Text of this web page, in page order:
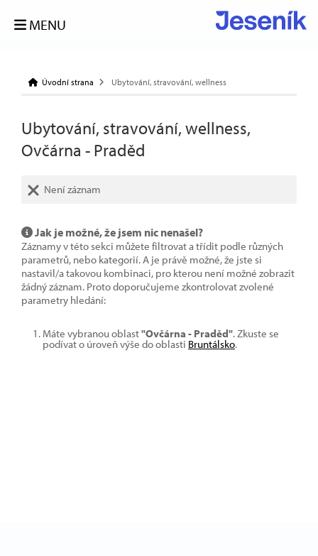
MENU
Úvodní strana Ubytování, stravování, wellness
Ubytování, stravování, wellness,
Ovčárna - Praděd
Není záznam
Jak je možné, že jsem nic nenašel?
Záznamy v této sekci můžete filtrovat a třídit podle různých
parametrů, nebo kategorií. A je právě možné, že jste si
nastavil/a takovou kombinaci, pro kterou není možné zobrazit
žádný záznam. Proto doporučujeme zkontrolovat zvolené
parametry hledání:
Máte vybranou oblast"Ovčárna - Praděd". Zkuste se
podívat o úroveň výše do oblasti Bruntálsko.